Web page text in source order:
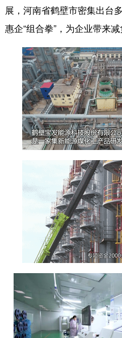
多语种频道
English Español
Русский язык
Deutsch Português
展，河南省鹤壁市密集出台
惠企“组合拳”，为企业带来减